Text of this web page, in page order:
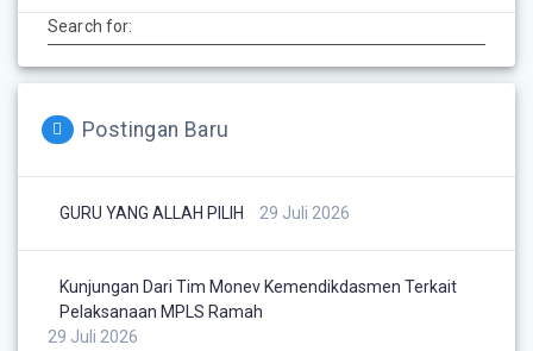
Search for:
Postingan Baru
GURU YANG ALLAH PILIH 29 Juli 2026
Kunjungan Dari Tim Monev Kemendikdasmen Terkait
Pelaksanaan MPLS Ramah
29 Juli 2026